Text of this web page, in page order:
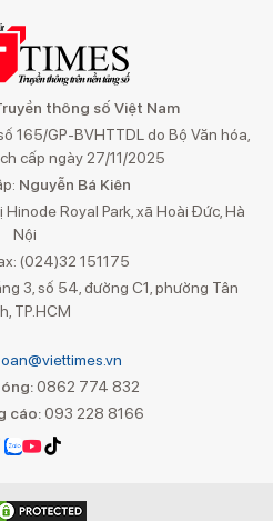
thông số Việt Nam
165/GP-BVHTTDL do Bộ Văn hóa,
cấp ngày 27/11/2025
Nguyễn Bá Kiên
Hinode Royal Park, xã Hoài Đức, Hà
Nội
(024)32 151175
3, số 54, đường C1, phường Tân
TP.HCM
0862 774 832
cáo:093 228 8166